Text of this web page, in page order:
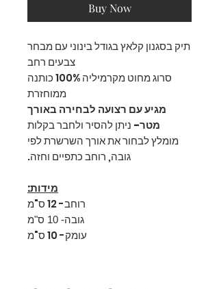
Buy Now
תיק בסגנון קלאץ בגודל בינוני עם מבחר
צבעים רחב
סרוג מחוט מקרמיליה 100% כותנה
ממוחזרת
מגיע עם רצועה לבחירה באורך
מטר- ניתן להסיר ולחבר בקלות
מומלץ לבחור את אורך השרשרת לפי
גובה, רוחב כתפיים וחזה.
מידות:
רוחב- 12 ס"מ
גובה- 10 ס"מ
עומק- 10 ס"מ